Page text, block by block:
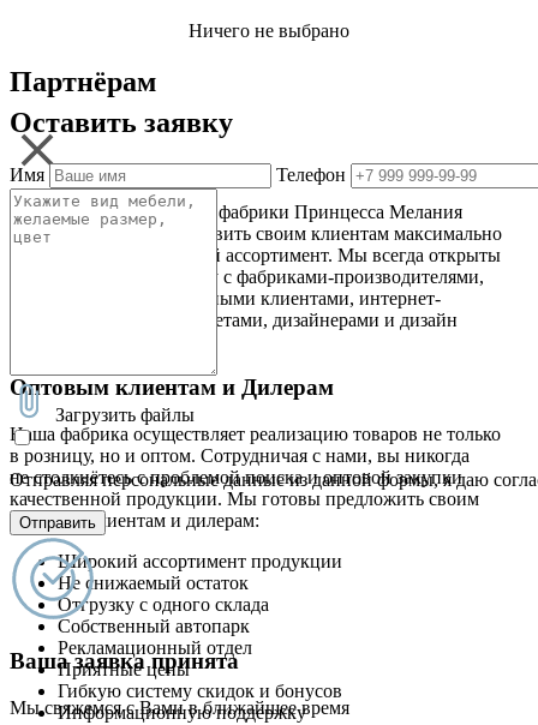
Ничего не выбрано
Оставить заявку
Имя Телефон
Загрузить файлы
Отправляя персональные данные из данной формы, я даю
Отправить
Ваша заявка принята
Мы свяжемся с Вами в ближайшее время
Партнёрам
Одной из главных целей фабрики Принцесса Мелания
это стремление предоставить своим клиентам максимально
широкий и качественный ассортимент. Мы всегда открыты
к новому сотрудничеству с фабриками-производителями,
оптовыми и корпоративными клиентами, интернет-
магазинами и гипермаркетами, дизайнерами и дизайн
Оптовым клиентам и Дилерам
Наша фабрика осуществляет реализацию товаров не только
в розницу, но и оптом. Сотрудничая с нами, вы никогда
не столкнётесь с проблемой поиска и оптовой закупки
качественной продукции. Мы готовы предложить своим
оптовым клиентам и дилерам:
Широкий ассортимент продукции
Не снижаемый остаток
Отгрузку с одного склада
Собственный автопарк
Рекламационный отдел
Приятные цены
Гибкую систему скидок и бонусов
Информационную поддержку